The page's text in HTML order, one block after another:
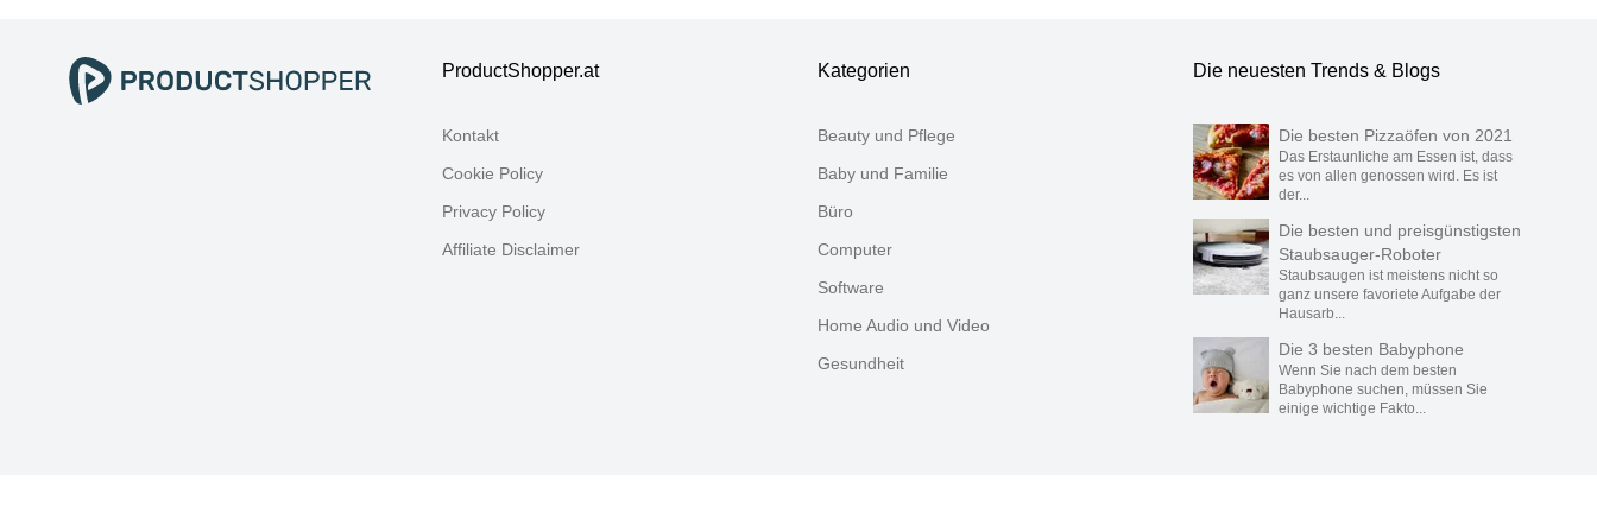
ProductShopper.at
Kontakt
Cookie Policy
Privacy Policy
Affiliate Disclaimer
Kategorien
Beauty und Pflege
Baby und Familie
Büro
Computer
Software
Home Audio und Video
Gesundheit
Die neuesten Trends & Blogs
Die besten Pizzaöfen von 2021
Das Erstaunliche am Essen ist, dass
es von allen genossen wird. Es ist
der...
Die besten und preisgünstigsten
Staubsauger-Roboter
Staubsaugen ist meistens nicht so
ganz unsere favoriete Aufgabe der
Hausarb...
Die 3 besten Babyphone
Wenn Sie nach dem besten
Babyphone suchen, müssen Sie
einige wichtige Fakto...